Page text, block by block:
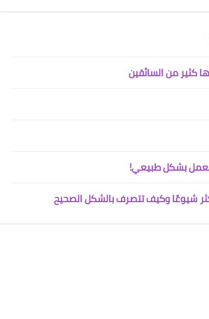
كثير من السائقين
تعمل بشكل طبيعي!
شيوعًا وكيف تتصرف بالشكل الصحيح